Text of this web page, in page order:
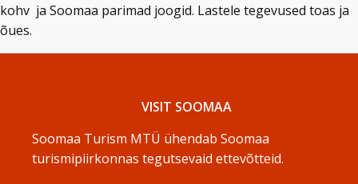
kohv ja Soomaa parimad joogid. Lastele tegevused toas ja
õues.
VISIT SOOMAA
Soomaa Turism MTÜ ühendab Soomaa
turismipiirkonnas tegutsevaid ettevõtteid.